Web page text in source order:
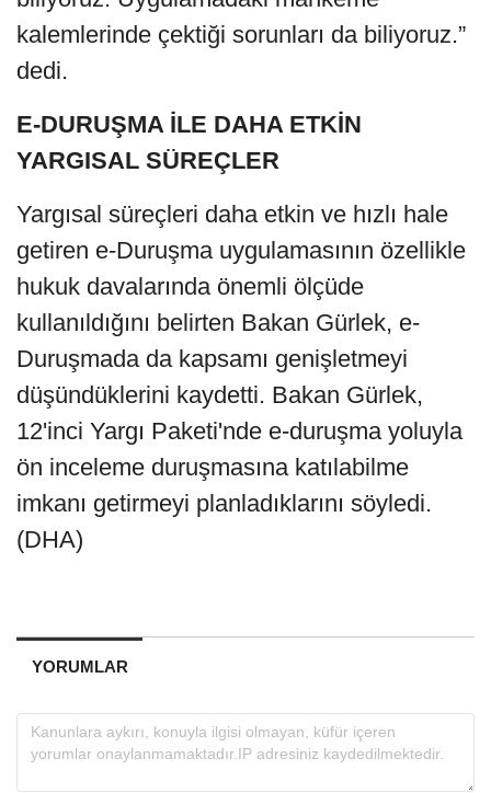
kalemlerinde çektiği sorunları da biliyoruz.”
dedi.
E-DURUŞMA İLE DAHA ETKİN
YARGISAL SÜREÇLER
Yargısal süreçleri daha etkin ve hızlı hale
getiren e-Duruşma uygulamasının özellikle
hukuk davalarında önemli ölçüde
kullanıldığını belirten Bakan Gürlek, e-
Duruşmada da kapsamı genişletmeyi
düşündüklerini kaydetti. Bakan Gürlek,
12'inci Yargı Paketi'nde e-duruşma yoluyla
ön inceleme duruşmasına katılabilme
imkanı getirmeyi planladıklarını söyledi.
(DHA)
YORUMLAR